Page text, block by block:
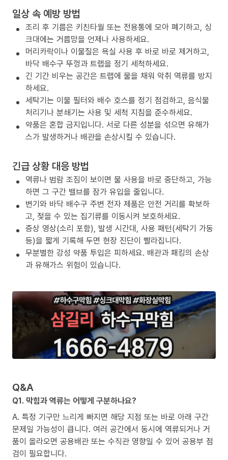
일상 속 예방 방법
조리 후 기름은 키친타월 또는 전용통에 모아 폐기하고, 싱
크대에는 거름망을 언제나 사용하세요.
머리카락이나 이물질은 욕실 사용 후 바로 바로 제거하고,
바닥 배수구 뚜껑과 트랩을 정기 세척하세요.
긴 기간 비우는 공간은 트랩에 물을 채워 악취 역류를 방지
하세요.
세탁기는 이물 필터와 배수 호스를 정기 점검하고, 음식물
처리기나 분쇄기는 사용 및 세척 지침을 준수하세요.
약품은 혼합 금지입니다. 서로 다른 성분을 섞으면 유해가
스가 발생하거나 배관을 손상시킬 수 있습니다.
긴급 상황 대응 방법
역류나 범람 조짐이 보이면 물 사용을 바로 중단하고, 가능
하면 그 구간 밸브를 잠가 유입을 줄입니다.
변기와 바닥 배수구 주변 전자 제품은 안전 거리를 확보하
고, 젖을 수 있는 집기류를 이동시켜 보호하세요.
증상 영상(소리 포함), 발생 시간대, 사용 패턴(세탁기 가동
등)을 짧게 기록해 두면 현장 진단이 빨라집니다.
무분별한 강성 약품 투입은 피하세요. 배관과 패킹의 손상
과 유해가스 위험이 있습니다.
Q&A
Q1. 막힘과 역류는 어떻게 구분하나요?
A. 특정 기구만 느리게 빠지면 해당 지점 또는 바로 아래 구간
문제일 가능성이 큽니다. 여러 공간에서 동시에 역류되거나 거
품이 올라오면 공용배관 또는 수직관 영향일 수 있어 공용부 점
검이 필요합니다.